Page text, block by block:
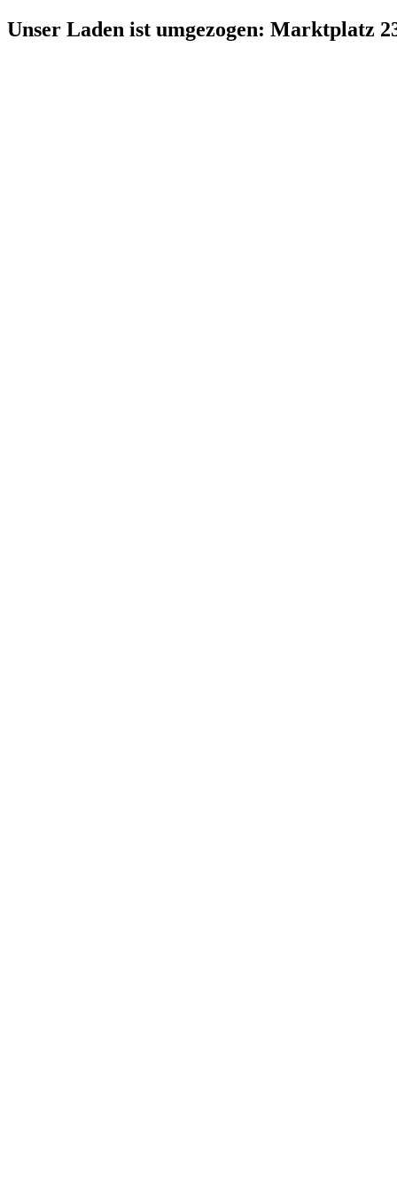
Zum
Inhalt
Unser Laden ist umgezogen: Marktplatz